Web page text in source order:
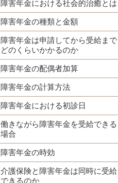
障害年金における社会的治癒とは
障害年金の種類と金額
障害年金は申請してから受給まで
どのくらいかかるのか
障害年金の配偶者加算
障害年金の計算方法
障害年金における初診日
働きながら障害年金を受給できる
場合
障害年金の時効
介護保険と障害年金は同時に受給
できるのか